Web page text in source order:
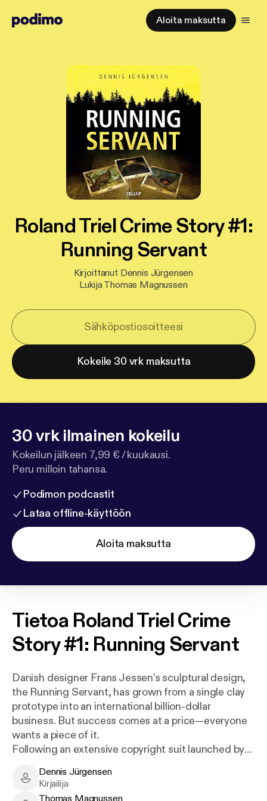
Aloita maksutta
Roland Triel Crime Story #1:
Running Servant
Kirjoittanut Dennis Jürgensen
Lukija Thomas Magnussen
Kokeile 30 vrk maksutta
30 vrk ilmainen kokeilu
Kokeilun jälkeen 7,99 € / kuukausi.
Peru milloin tahansa.
Podimon podcastit
Lataa offline-käyttöön
Aloita maksutta
Tietoa Roland Triel Crime
Story #1: Running Servant
Danish designer Frans Jessen’s sculptural design,
the Running Servant, has grown from a single clay
prototype into an international billion-dollar
business. But success comes at a price—everyone
wants a piece of it.
Following an extensive copyright suit launched by
—brutally deformed to emulate the Running
Servant’s shape. And his is only the first of the
Dennis Jürgensen - Author
Dennis Jürgensen
Kirjailija
Thomas Magnussen